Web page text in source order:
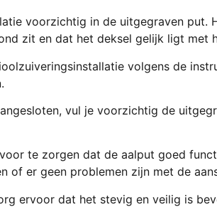
voorzichtig in de uitgegraven put.
zit en dat het deksel gelijk ligt met
volgens de
vul je voorzichtig de
te zorgen dat de aalput goed
er geen problemen zijn met de
ervoor dat het stevig en veilig is